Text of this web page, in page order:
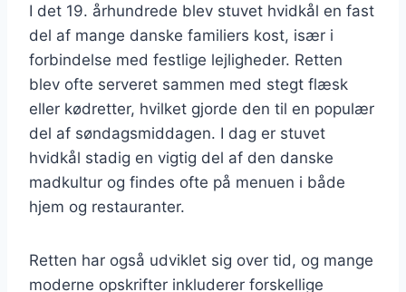
I det 19. århundrede blev stuvet hvidkål en fast
del af mange danske familiers kost, især i
forbindelse med festlige lejligheder. Retten
blev ofte serveret sammen med stegt flæsk
eller kødretter, hvilket gjorde den til en populær
del af søndagsmiddagen. I dag er stuvet
hvidkål stadig en vigtig del af den danske
madkultur og findes ofte på menuen i både
hjem og restauranter.
Retten har også udviklet sig over tid, og mange
moderne opskrifter inkluderer forskellige